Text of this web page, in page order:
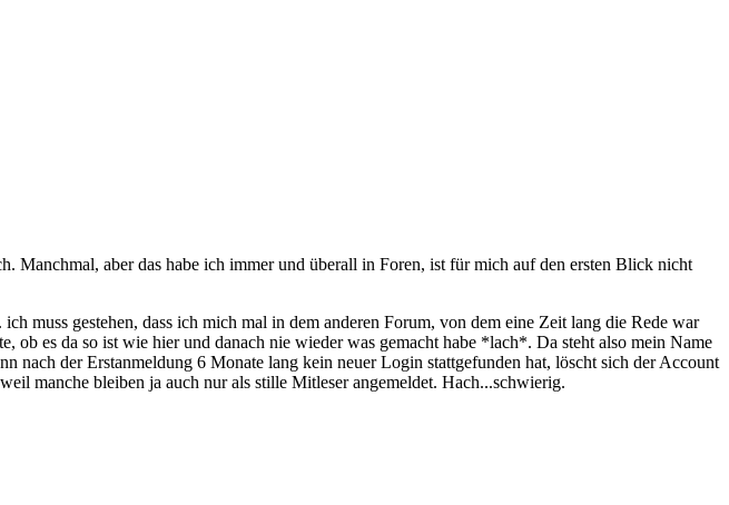
Manchmal, aber das habe ich immer und überall in Foren, ist für mich auf den ersten Blick nicht
muss gestehen, dass ich mich mal in dem anderen Forum, von dem eine Zeit lang die Rede war
es da so ist wie hier und danach nie wieder was gemacht habe *lach*. Da steht also mein Name
der Erstanmeldung 6 Monate lang kein neuer Login stattgefunden hat, löscht sich der Account
manche bleiben ja auch nur als stille Mitleser angemeldet. Hach...schwierig.